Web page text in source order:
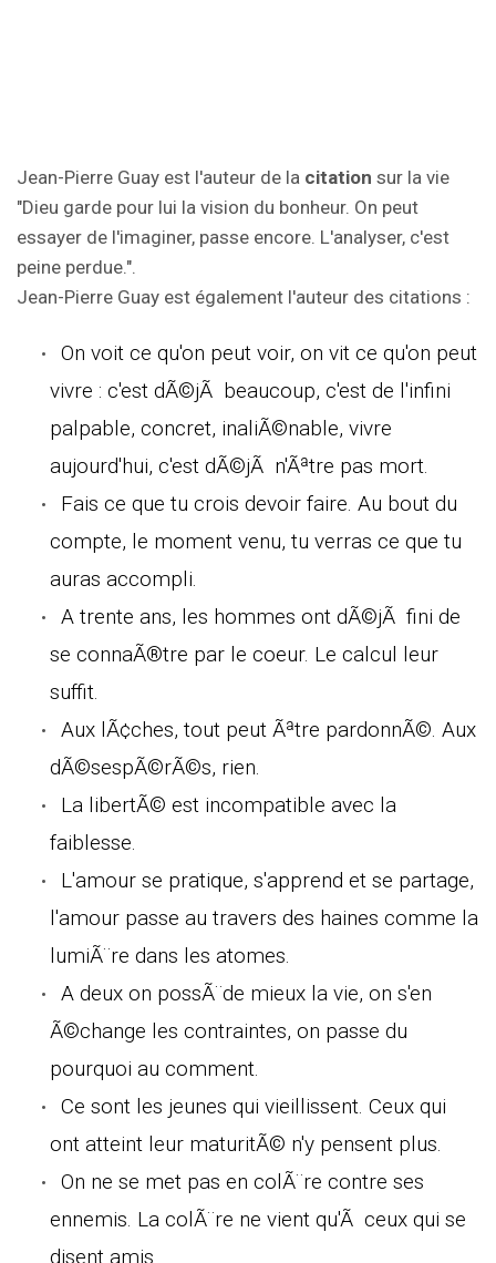
Jean-Pierre Guay est l'auteur de la citation sur la vie
"Dieu garde pour lui la vision du bonheur. On peut
essayer de l'imaginer, passe encore. L'analyser, c'est
peine perdue.".
Jean-Pierre Guay est également l'auteur des citations :
On voit ce qu'on peut voir, on vit ce qu'on peut
vivre : c'est dÃ©jÃ beaucoup, c'est de l'infini
palpable, concret, inaliÃ©nable, vivre
aujourd'hui, c'est dÃ©jÃ n'Ãªtre pas mort.
Fais ce que tu crois devoir faire. Au bout du
compte, le moment venu, tu verras ce que tu
auras accompli.
A trente ans, les hommes ont dÃ©jÃ fini de
se connaÃ®tre par le coeur. Le calcul leur
suffit.
Aux lÃ¢ches, tout peut Ãªtre pardonnÃ©. Aux
dÃ©sespÃ©rÃ©s, rien.
La libertÃ© est incompatible avec la
faiblesse.
L'amour se pratique, s'apprend et se partage,
l'amour passe au travers des haines comme la
lumiÃ¨re dans les atomes.
A deux on possÃ¨de mieux la vie, on s'en
Ã©change les contraintes, on passe du
pourquoi au comment.
Ce sont les jeunes qui vieillissent. Ceux qui
ont atteint leur maturitÃ© n'y pensent plus.
On ne se met pas en colÃ¨re contre ses
ennemis. La colÃ¨re ne vient qu'Ã ceux qui se
disent amis.